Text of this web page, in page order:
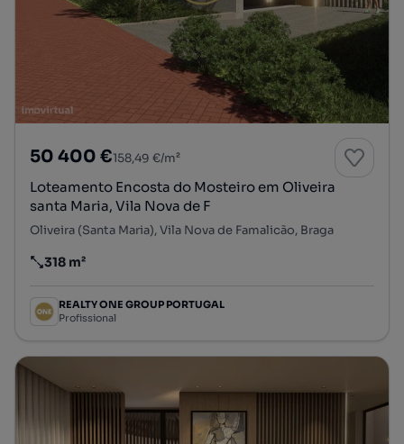
50 400 €158,49 €/m²
Loteamento Encosta do Mosteiro em Oliveira
santa Maria, Vila Nova de F
Oliveira (Santa Maria), Vila Nova de Famalicão, Braga
Preço por metro quadrado
318 m²
REALTY ONE GROUP PORTUGAL
Profissional